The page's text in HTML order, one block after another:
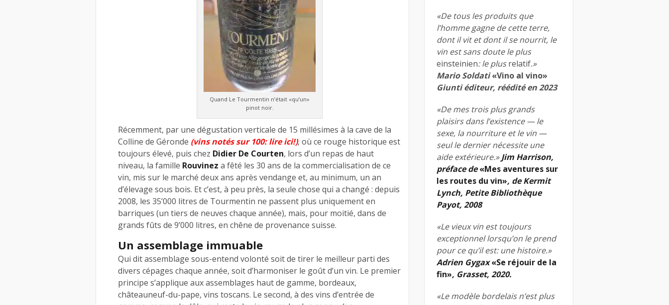
Quand Le Tourmentin n’était «qu’un»
pinot noir.
Récemment, par une dégustation verticale de 15 millésimes à la cave de la
Colline de Géronde (vins notés sur 100: lire ici!), où ce rouge historique est
toujours élevé, puis chez Didier De Courten, lors d’un repas de haut
niveau, la famille Rouvinez a fêté les 30 ans de la commercialisation de ce
vin, mis sur le marché deux ans après vendange et, au minimum, un an
d’élevage sous bois. Et c’est, à peu près, la seule chose qui a changé : depuis
2008, les 35’000 litres de Tourmentin ne passent plus uniquement en
barriques (un tiers de neuves chaque année), mais, pour moitié, dans de
grands fûts de 9’000 litres, en chêne de provenance suisse.
Un assemblage immuable
Qui dit assemblage sous-entend volonté soit de tirer le meilleur parti des
divers cépages chaque année, soit d’harmoniser le goût d’un vin. Le premier
principe s’applique aux assemblages haut de gamme, bordeaux,
châteauneuf-du-pape, vins toscans. Le second, à des vins d’entrée de
«De tous les produits que
l’homme gagne de cette terre,
dont il vit et dont il se nourrit, le
vin est sans doute le plus
einsteinien: le plusrelatif.»
Mario Soldati«Vino al vino»
Giunti éditeur, réédité en 2023
«De mes trois plus grands
plaisirs dans l’existence — le
sexe, la nourriture et le vin —
seul le dernier nécessite une
aide extérieure.»Jim Harrison,
préface de«Mes aventures sur
les routes du vin», de Kermit
Lynch, Petite Bibliothèque
Payot, 2008
«Le vieux vin est toujours
exceptionnel lorsqu’on le prend
pour ce qu’il est: une histoire.»
Adrien Gygax«Se réjouir de la
fin», Grasset, 2020.
«Le modèle bordelais n’est plus